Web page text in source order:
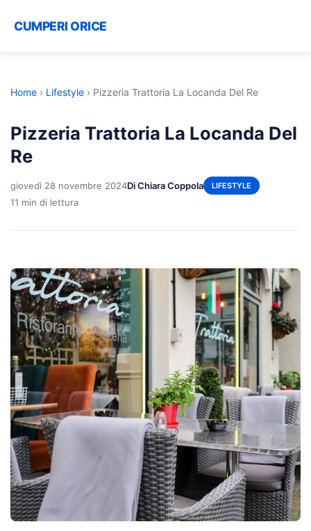
CUMPERI ORICE
Home › Lifestyle › Pizzeria Trattoria La Locanda Del Re
Pizzeria Trattoria La Locanda Del
Re
giovedì 28 novembre 2024Di Chiara Coppola LIFESTYLE
11 min di lettura